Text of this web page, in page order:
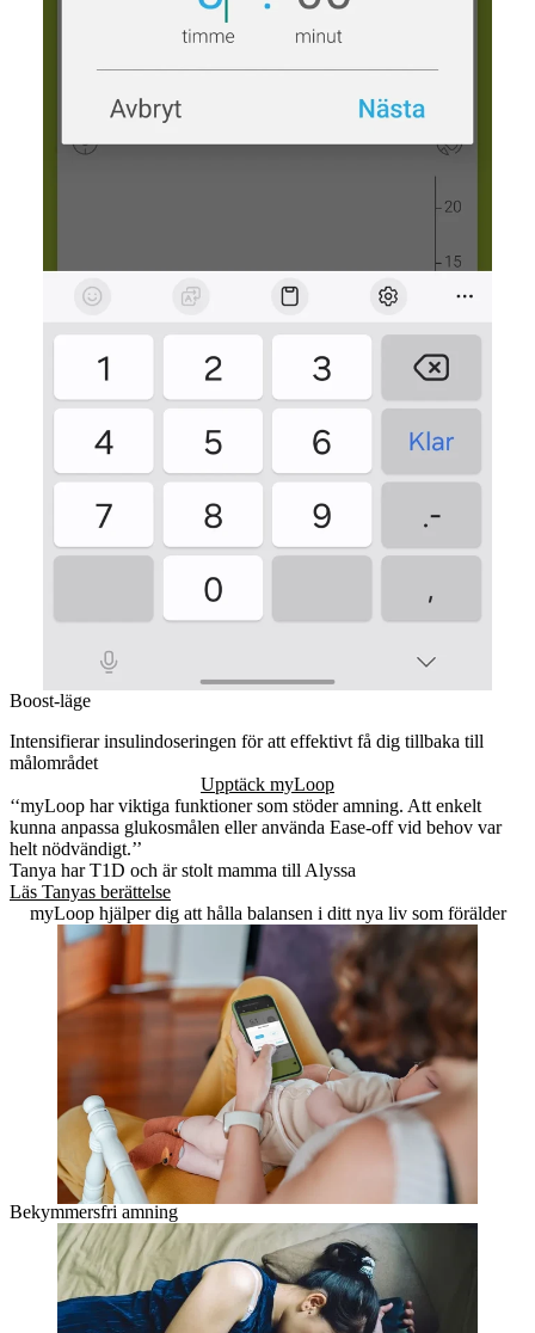
Boost-läge
Intensifierar insulindoseringen för att effektivt få dig tillbaka till
målområdet
Upptäck myLoop
‘‘myLoop har viktiga funktioner som stöder amning. Att enkelt
kunna anpassa glukosmålen eller använda Ease-off vid behov var
helt nödvändigt.’’
Tanya har T1D och är stolt mamma till Alyssa
Läs Tanyas berättelse
myLoop hjälper dig att hålla balansen i ditt nya liv som förälder
Bekymmersfri amning